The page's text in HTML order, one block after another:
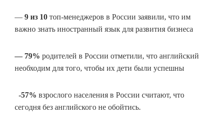
— 9 из 10 топ-менеджеров в России заявили, что им
важно знать иностранный язык для развития бизнеса
— 79% родителей в России отметили, что английский
необходим для того, чтобы их дети были успешны
-57% взрослого населения в России считают, что
сегодня без английского не обойтись.